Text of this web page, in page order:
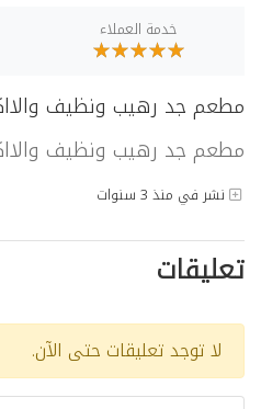
خدمة العملاء
مطعم جد رهيب ونظيف
مطعم جد رهيب ونظيف
نشر في منذ 3 سنوات
تعليقات
لا توجد تعليقات حتى الآن.